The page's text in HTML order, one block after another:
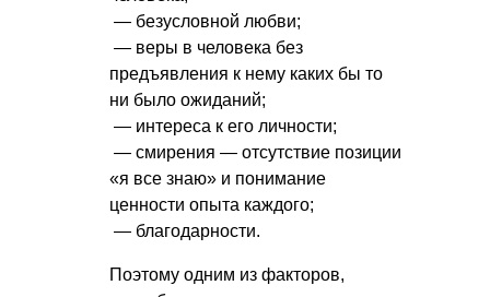
— безусловной любви;
— веры в человека без
предъявления к нему каких бы то
ни было ожиданий;
— интереса к его личности;
— смирения — отсутствие позиции
«я все знаю» и понимание
ценности опыта каждого;
— благодарности.
Поэтому одним из факторов,